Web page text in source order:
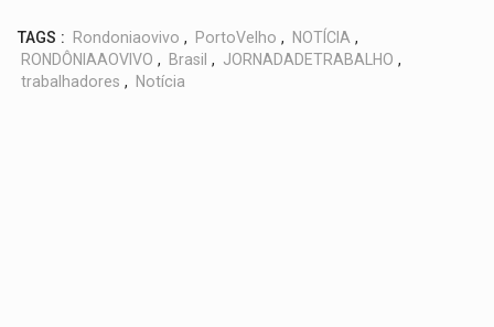
TAGS : Rondoniaovivo , PortoVelho , NOTÍCIA ,
RONDÔNIAAOVIVO , Brasil , JORNADADETRABALHO ,
trabalhadores , Notícia